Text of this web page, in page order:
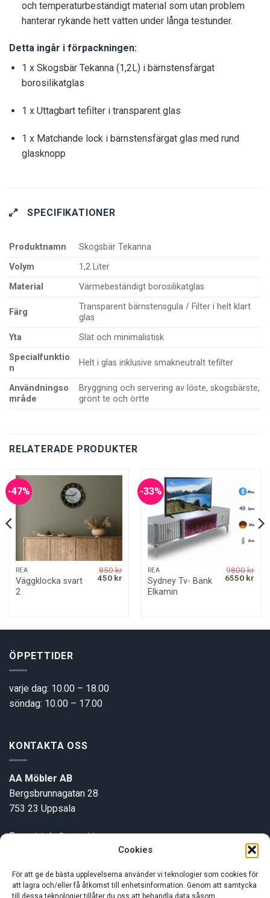
Cookies
För att ge de bästa upplevelserna använder vi teknologier som cookies för
att lagra och/eller få åtkomst till enhetsinformation. Genom att samtycka
till dessa teknologier tillåter du oss att behandla data såsom
och temperaturbeständigt material som utan problem
hanterar rykande hett vatten under långa testunder.
Detta ingår i förpackningen:
1 x Skogsbär Tekanna (1,2L) i bärnstensfärgat
borosilikatglas
1 x Uttagbart tefilter i transparent glas
1 x Matchande lock i bärnstensfärgat glas med rund
glasknopp
SPECIFIKATIONER
Produktnamn
Skogsbär Tekanna
Volym
1,2 Liter
Material
Värmebeständigt borosilikatglas
Färg
Transparent bärnstensgula / Filter i helt klart
glas
Yta
Slät och minimalistisk
Specialfunktio
n
Helt i glas inklusive smakneutralt tefilter
Användningso
mråde
Bryggning och servering av löste, skogsbärste,
grönt te och örtte
RELATERADE PRODUKTER
-47%
REA
Väggklocka svart
2
850kr
Original
450 kr Current
-33%
REA
Sydney Tv- Bänk
Elkamin
9800kr
Original
6550 kr
ÖPPETTIDER
varje dag: 10.00 – 18.00
söndag: 10.00 – 17.00
KONTAKTA OSS
AA Möbler AB
Bergsbrunnagatan 28
753 23 Uppsala
E-post:info@aamobler.se
INFORMATION